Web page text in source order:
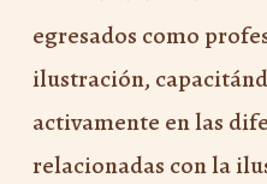
egresados como
ilustración,
activamente en las
relacionadas con la